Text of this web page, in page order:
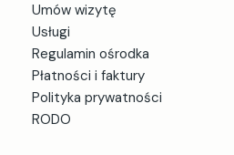
Umów wizytę
Usługi
Regulamin ośrodka
Płatności i faktury
Polityka prywatności
RODO